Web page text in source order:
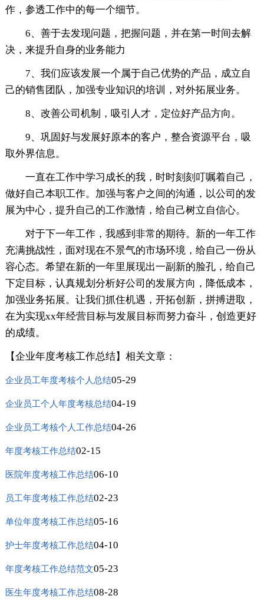
作，参透工作中的每一个细节。
6、善于去发现问题，把握问题，并在第一时间去解
决，来提升自身的业务能力
7、我们应该发展一个属于自己优势的产品，成立自
己的销售团队，加强专业知识的培训，对外拓展业务。
8、改善公司机制，吸引人才，定位好产品方向。
9、巩固好与发展好原本的客户，整合资源平台，吸
取外界信息。
一直在工作中学习成长的我，时时刻刻叮嘱着自己，
做好自己本职工作。加强与客户之间的沟通，以公司的发
展为中心，提升自己的工作激情，给自己树立自信心。
对于下一年工作，我感到非常的期待。新的一年工作
充满挑战性，面对现在不景气的市场环境，给自己一份从
容心态。希望在新的一年里展现出一副新的脸孔，给自己
下定目标，认真规划分析好公司的发展方向，降低成本，
加强业务拓展。让我们抓住机遇，开拓创新，拼搏进取，
在为实现xx年经营目标与发展目标而努力奋斗，创造更好
的成绩。
【企业年度考核工作总结】相关文章：
企业员工年度考核个人总结05-29
企业员工个人年度考核总结04-19
企业员工考核个人工作总结04-26
年度考核工作总结02-15
医院年度考核工作总结06-10
员工年度考核工作总结02-23
单位年度考核工作总结05-16
护士年度考核工作总结04-10
年度考核工作总结范文05-23
医生年度考核工作总结08-28